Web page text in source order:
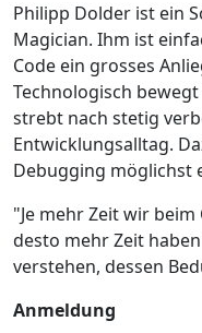
Philipp Dolder ist ein
Magician. Ihm ist
Code ein grosses
Technologisch
strebt nach stetig
Entwicklungsalltag.
Debugging möglichst
"Je mehr Zeit wir
desto mehr Zeit
verstehen, dessen
Anmeldung